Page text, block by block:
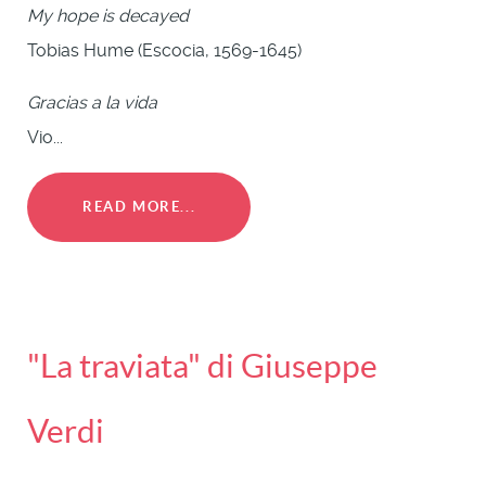
My hope is decayed
Tobias Hume (Escocia, 1569-1645)
Gracias a la vida
Vio...
READ MORE...
"La traviata" di Giuseppe
Verdi